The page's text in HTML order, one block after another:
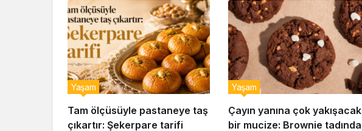
Tam ölçüsüyle pastaneye taş
çıkartır: Şekerpare tarifi
Yaşam
Çayın yanına çok yakışacak
bir mucize: Brownie tadında
Yaşam